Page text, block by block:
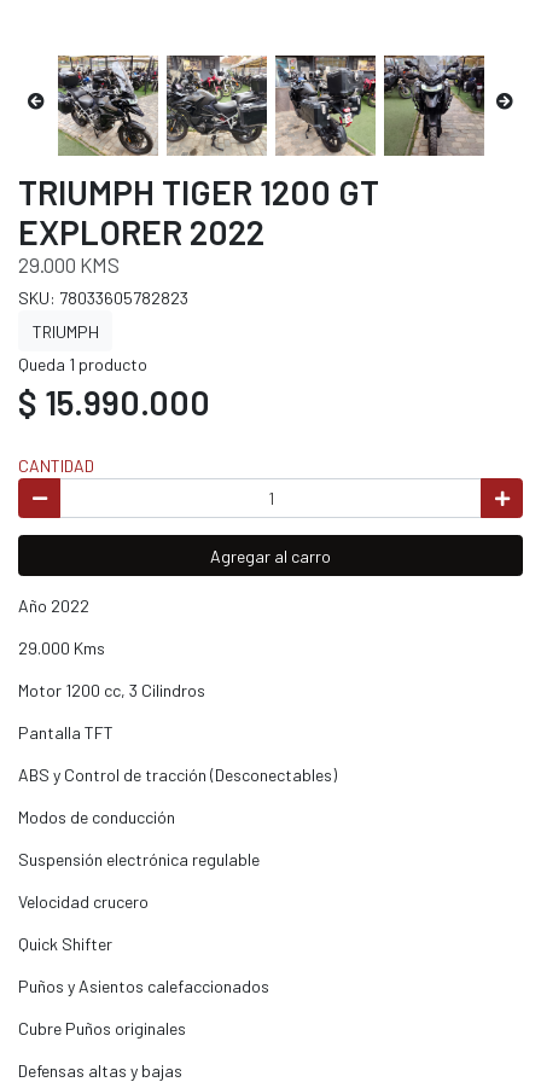
TRIUMPH TIGER 1200 GT
EXPLORER 2022
29.000 KMS
SKU: 78033605782823
TRIUMPH
Queda 1 producto
$ 15.990.000
CANTIDAD
Agregar al carro
Año 2022
29.000 Kms
Motor 1200 cc, 3 Cilindros
Pantalla TFT
ABS y Control de tracción (Desconectables)
Modos de conducción
Suspensión electrónica regulable
Velocidad crucero
Quick Shifter
Puños y Asientos calefaccionados
Cubre Puños originales
Defensas altas y bajas